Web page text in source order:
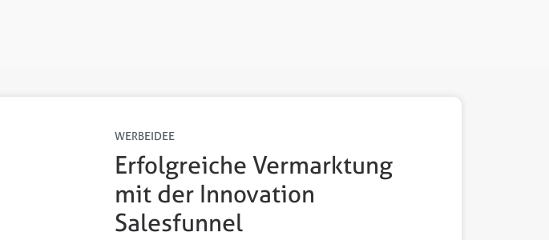
WERBEIDEE
Erfolgreiche Vermarktung
mit der Innovation
Salesfunnel